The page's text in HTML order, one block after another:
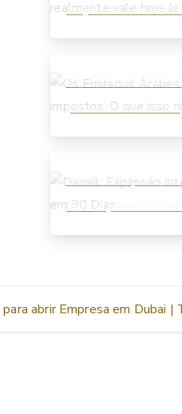
o que
boatos que
Os Emirados
para devolver
realmente
Daniel:
Brasil para Dubai